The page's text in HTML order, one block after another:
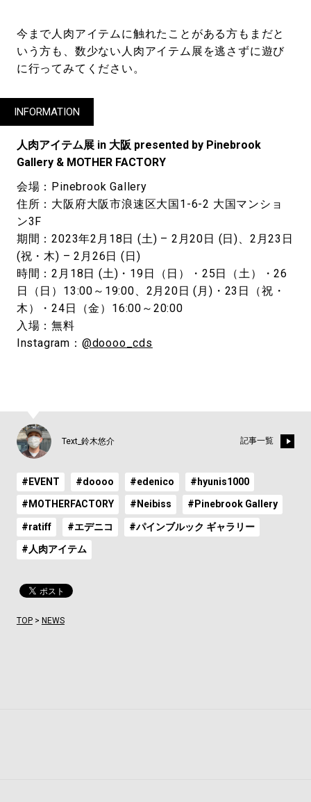
今まで人肉アイテムに触れたことがある方もまだと
いう方も、数少ない人肉アイテム展を逃さずに遊び
に行ってみてください。
INFORMATION
人肉アイテム展 in 大阪 presented by Pinebrook
Gallery & MOTHER FACTORY
会場：Pinebrook Gallery
住所：大阪府大阪市浪速区大国1-6-2 大国マンショ
ン3F
期間：2023年2月18日 (土) – 2月20日 (日)、2月23日
(祝・木) – 2月26日 (日)
時間：2月18日 (土)・19日（日）・25日（土）・26
日（日）13:00～19:00、2月20日 (月)・23日（祝・
木）・24日（金）16:00～20:00
入場：無料
Instagram： @doooo_cds
Text_鈴木悠介 記事一覧
#EVENT #doooo #edenico #hyunis1000
#MOTHERFACTORY #Neibiss #Pinebrook Gallery
#ratiff #エデニコ #パインブルック ギャラリー
#人肉アイテム
TOP> NEWS